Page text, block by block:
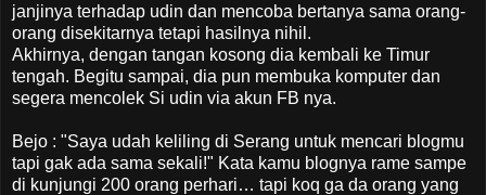
janjinya terhadap udin dan mencoba bertanya sama orang-
orang disekitarnya tetapi hasilnya nihil.
Akhirnya, dengan tangan kosong dia kembali ke Timur
tengah. Begitu sampai, dia pun membuka komputer dan
segera mencolek Si udin via akun FB nya.
Bejo : "Saya udah keliling di Serang untuk mencari blogmu
tapi gak ada sama sekali!" Kata kamu blognya rame sampe
di kunjungi 200 orang perhari… tapi koq ga da orang yang